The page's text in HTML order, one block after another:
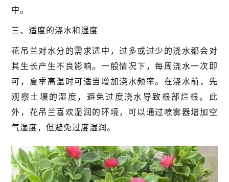
中。
三、适度的浇水和湿度
花吊兰对水分的需求适中，过多或过少的浇水都会对
其生长产生不良影响。一般情况下，每周浇水一次即
可，夏季高温时可适当增加浇水频率。在浇水前，先
观察土壤的湿度，避免过度浇水导致根部烂根。此
外，花吊兰喜欢湿润的环境，可以通过喷雾器增加空
气湿度，但避免过度湿润。